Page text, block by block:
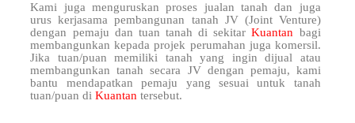
Kami juga menguruskan proses jualan tanah dan juga
urus kerjasama pembangunan tanah JV (Joint Venture)
dengan pemaju dan tuan tanah di sekitarKuantan bagi
membangunkan kepada projek perumahan juga komersil.
Jika tuan/puan memiliki tanah yang ingin dijual atau
membangunkan tanah secara JV dengan pemaju, kami
bantu mendapatkan pemaju yang sesuai untuk tanah
tuan/puan diKuantantersebut.